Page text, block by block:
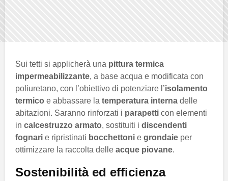
Sui tetti si applicherà una pittura termica
impermeabilizzante, a base acqua e modificata con
poliuretano, con l’obiettivo di potenziare l’isolamento
termico e abbassare la temperatura interna delle
abitazioni. Saranno rinforzati i parapetti con elementi
in calcestruzzo armato, sostituiti i discendenti
fognari e ripristinati bocchettoni e grondaie per
ottimizzare la raccolta delle acque piovane.
Sostenibilità ed efficienza